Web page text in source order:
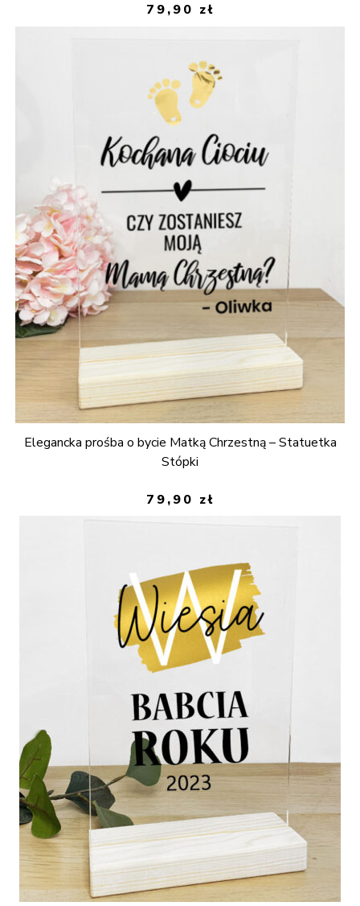
79,90 zł
Elegancka prośba o bycie Matką Chrzestną – Statuetka
Stópki
79,90 zł